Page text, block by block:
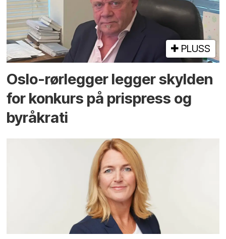
PLUSS
Oslo-rørlegger legger skylden
for konkurs på prispress og
byråkrati